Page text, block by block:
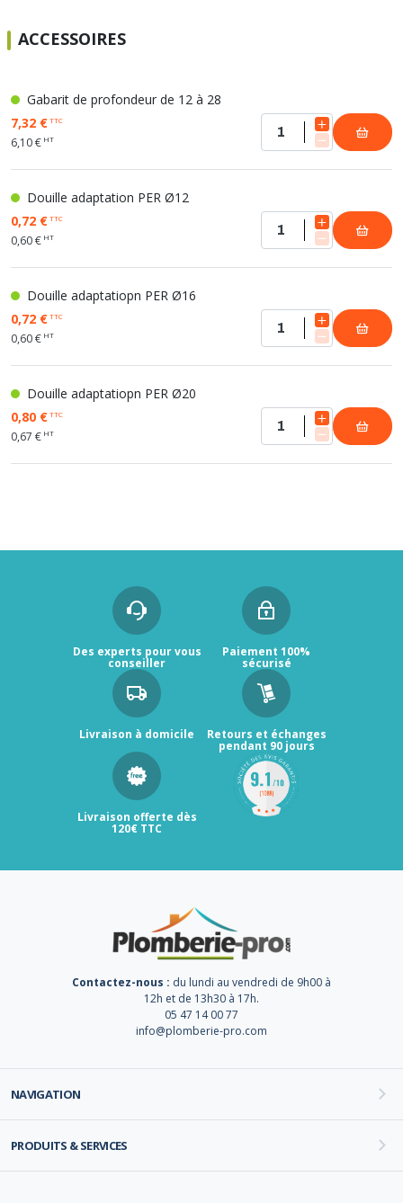
ACCESSOIRES
Gabarit de profondeur de 12 à 28
7,32 €TTC
6,10 € HT
Douille adaptation PER Ø12
0,72 €TTC
0,60 € HT
Douille adaptatiopn PER Ø16
0,72 €TTC
0,60 € HT
Douille adaptatiopn PER Ø20
0,80 €TTC
0,67 € HT
Des experts pour vous
conseiller
Paiement 100%
sécurisé
Livraison à domicile Retours et échanges
pendant 90 jours
Livraison offerte dès
120€ TTC
Contactez-nous : du lundi au vendredi de 9h00 à
12h et de 13h30 à 17h.
05 47 14 00 77
info@plomberie-pro.com
NAVIGATION
PRODUITS & SERVICES